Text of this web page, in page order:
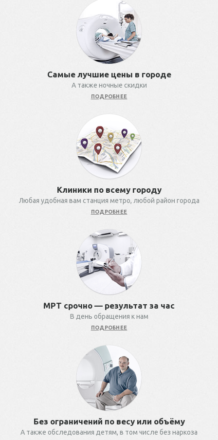
Самые лучшие цены в городе
А также ночные скидки
ПОДРОБНЕЕ
Клиники по всему городу
Любая удобная вам станция метро, любой район города
ПОДРОБНЕЕ
МРТ срочно — результат за час
В день обращения к нам
ПОДРОБНЕЕ
Без ограничений по весу или объёму
А также обследования детям, в том числе без наркоза